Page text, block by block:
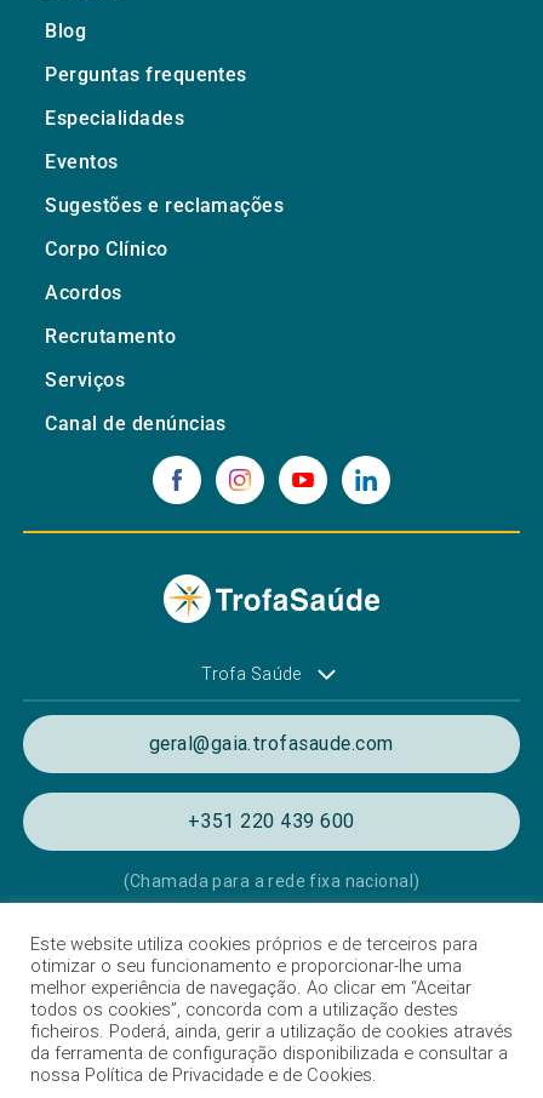
Blog
Perguntas frequentes
Especialidades
Eventos
Sugestões e reclamações
Corpo Clínico
Acordos
Recrutamento
Serviços
Canal de denúncias
Trofa Saúde
geral@gaia.trofasaude.com
+351 220 439 600
(Chamada para a rede fixa nacional)
Política de Privacidade e de Cookies
Termos e condições de utilização
Listagem das Unidades Hospitalares
Proteção de dados
Este website utiliza cookies próprios e de terceiros para
otimizar o seu funcionamento e proporcionar-lhe uma
melhor experiência de navegação. Ao clicar em “Aceitar
todos os cookies”, concorda com a utilização destes
ficheiros. Poderá, ainda, gerir a utilização de cookies através
da ferramenta de configuração disponibilizada e consultar a
nossa Política de Privacidade e de Cookies.